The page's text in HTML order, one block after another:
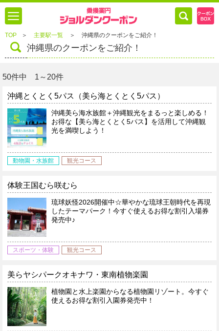
TOP ＞ 主要駅一覧 ＞ 沖縄県のクーポンをご紹介！
沖縄県のクーポンをご紹介！
50件中 1～20件
沖縄とくとく5パス（美ら海とくとく5パス）
沖縄美ら海水族館＋沖縄観光をまるっと楽しめる！
お得な【美ら海とくとく5パス】を活用して沖縄観
光を満喫しよう！
動物園・水族館 観光コース
体験王国むら咲むら
琉球妖怪2026開催中☆華やかな琉球王朝時代を再現
したテーマパーク！今すぐ使えるお得な割引入場券
発売中♪
スポーツ・体験 観光コース
美らヤシパークオキナワ・東南植物楽園
植物園と水上楽園からなる植物園リゾート。今すぐ
使えるお得な割引入園券発売中！